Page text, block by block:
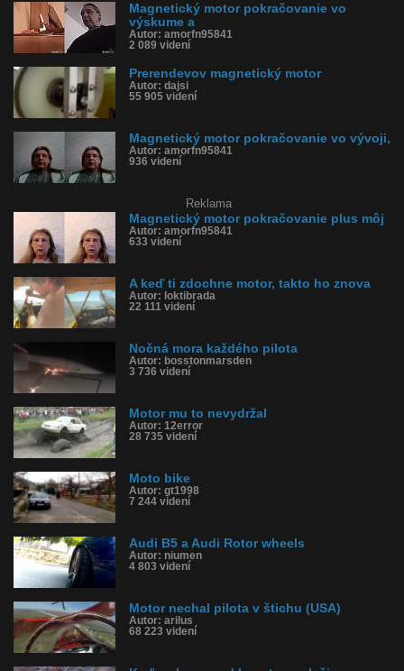
Komentárov: 9
Dľžka: 0:48
Kategória: auto-moto
Tagy: magneticky, motor, auto, rotor, strator
História sledovanosti videa:
Magnetický motor pokračovanie vo
výskume a
Autor: amorfn95841
2 089 videní
Prerendevov magnetický motor
Autor: dajsi
55 905 videní
Magnetický motor pokračovanie vo vývoji,
Autor: amorfn95841
936 videní
Reklama
Magnetický motor pokračovanie plus môj
Autor: amorfn95841
633 videní
A keď ti zdochne motor, takto ho znova
Autor: loktibrada
22 111 videní
Nočná mora každého pilota
Autor: bosstonmarsden
3 736 videní
Motor mu to nevydržal
Autor: 12error
28 735 videní
Moto bike
Autor: gt1998
7 244 videní
Audi B5 a Audi Rotor wheels
Autor: niumen
4 803 videní
Motor nechal pilota v štichu (USA)
Autor: arilus
68 223 videní